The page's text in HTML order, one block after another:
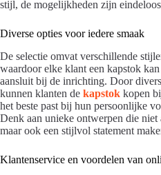
stijl, de mogelijkheden zijn
Diverse opties voor iedere smaak
De selectie omvat verschillende
waardoor elke klant een kapstok
aansluit bij de inrichting. Door
kunnen klanten de kapstok kopen
het beste past bij hun persoonlijke
Denk aan unieke ontwerpen die
maar ook een stijlvol statement
Klantenservice en voordelen van